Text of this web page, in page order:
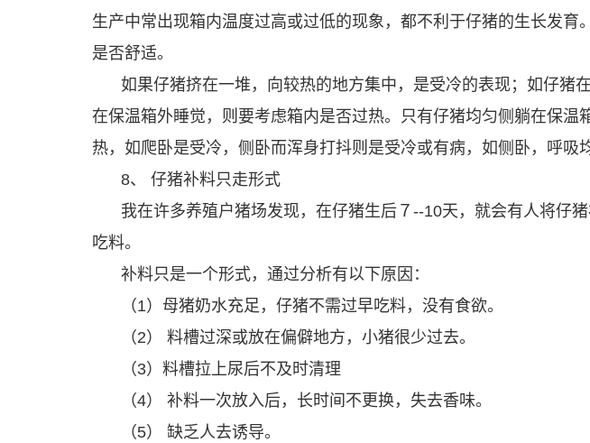
生产中常出现箱内温度过高或过低的现象，都不利于仔猪的生长发
是否舒适。
如果仔猪挤在一堆，向较热的地方集中，是受冷的表现；如仔猪
在保温箱外睡觉，则要考虑箱内是否过热。只有仔猪均匀侧躺在保
热，如爬卧是受冷，侧卧而浑身打抖则是受冷或有病，如侧卧，呼吸
8、 仔猪补料只走形式
我在许多养殖户猪场发现，在仔猪生后７--10天，就会有人将仔
吃料。
补料只是一个形式，通过分析有以下原因：
（1）母猪奶水充足，仔猪不需过早吃料，没有食欲。
（2） 料槽过深或放在偏僻地方，小猪很少过去。
（3）料槽拉上尿后不及时清理
（4） 补料一次放入后，长时间不更换，失去香味。
（5） 缺乏人去诱导。